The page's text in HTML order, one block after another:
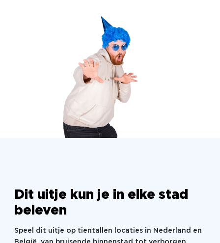
in een noodtempo te reconstrueren wat er in
hemelsnaam gisteravond allemaal gebeurd is en
vooral.. waar is Doug gebleven!
Wat staat jullie te wachten tijdens The Hangover?
Je kunt niet droog de strijd in en dus word je
ontvangen met een biertje. Na een korte speluitleg
vormen we teams van vier tot zes man en gaan jullie
met de TB Events app op jullie smartphone en het
handboek op pad. The city is your playground! In de
tas zitten attributen die jullie nodig hebben om de
voeren, zonder al teveel kleerscheuren.
leggen alles vast die dag, op foto en film. Handig
voor de dag erna.
Dit uitje kun je in elke stad
beleven
Speel dit uitje op tientallen locaties in Nederland en
België, van bruisende binnenstad tot verborgen